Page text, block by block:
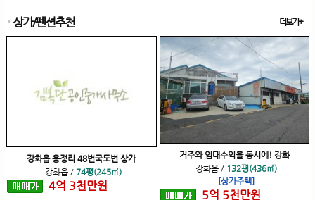
상가/펜션추천 더보기+
강화읍 용정리 48번국도변 상가
강화읍 / 74평(245㎡)
4억 3천만원
거주와 임대수익을 동시에! 강화
강화읍 / 132평(436㎡)
[상가주택]
5억 5천만원